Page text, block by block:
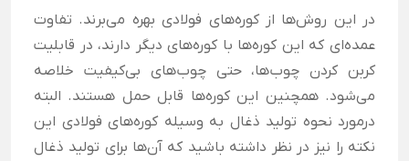
در این روش‌ها از کوره‌های فولادی بهره می‌برند. تفاوت
عمده‌ای که این کوره‌ها با کوره‌های دیگر دارند، در قابلیت
کربن کردن چوب‌ها، حتی چوب‌های بی‌کیفیت خلاصه
می‌شود. همچنین این کوره‌ها قابل حمل هستند. البته
درمورد نحوه تولید ذغال به وسیله کوره‌های فولادی این
نکته را نیز در نظر داشته باشید که آن‌ها برای تولید ذغال